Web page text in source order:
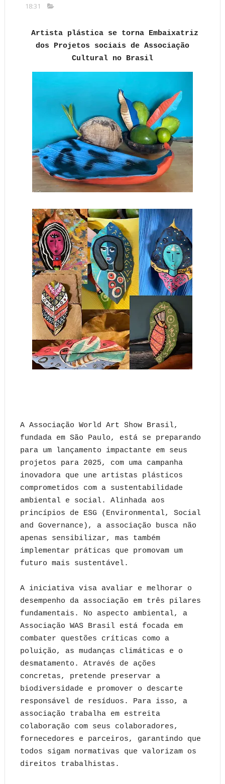
18:31
Artista plástica se torna Embaixatriz
dos Projetos sociais de Associação
Cultural no Brasil
A Associação World Art Show Brasil,
fundada em São Paulo, está se preparando
para um lançamento impactante em seus
projetos para 2025, com uma campanha
inovadora que une artistas plásticos
comprometidos com a sustentabilidade
ambiental e social. Alinhada aos
princípios de ESG (Environmental, Social
and Governance), a associação busca não
apenas sensibilizar, mas também
implementar práticas que promovam um
futuro mais sustentável.
A iniciativa visa avaliar e melhorar o
desempenho da associação em três pilares
fundamentais. No aspecto ambiental, a
Associação WAS Brasil está focada em
combater questões críticas como a
poluição, as mudanças climáticas e o
desmatamento. Através de ações
concretas, pretende preservar a
biodiversidade e promover o descarte
responsável de resíduos. Para isso, a
associação trabalha em estreita
colaboração com seus colaboradores,
fornecedores e parceiros, garantindo que
todos sigam normativas que valorizam os
direitos trabalhistas.